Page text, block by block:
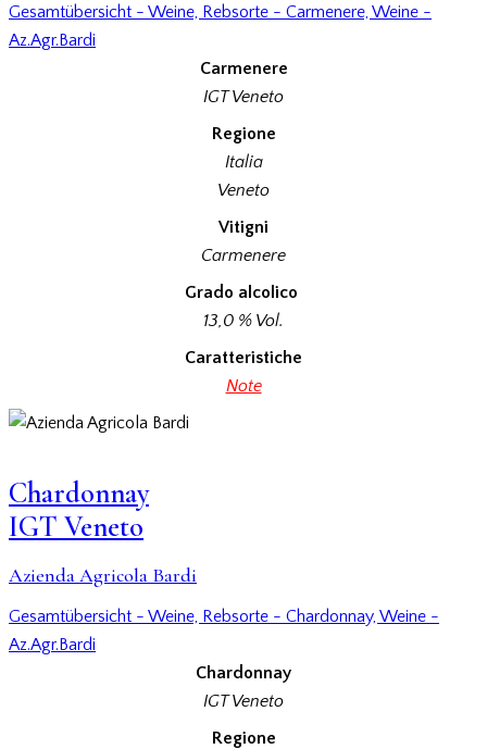
Gesamtübersicht - Weine, Rebsorte - Carmenere, Weine -
Az.Agr.Bardi
Carmenere
IGT Veneto
Regione
Italia
Veneto
Vitigni
Carmenere
Grado alcolico
13,0 % Vol.
Caratteristiche
Note
Chardonnay
IGT Veneto
Azienda Agricola Bardi
Gesamtübersicht - Weine, Rebsorte - Chardonnay, Weine -
Az.Agr.Bardi
Chardonnay
IGT Veneto
Regione